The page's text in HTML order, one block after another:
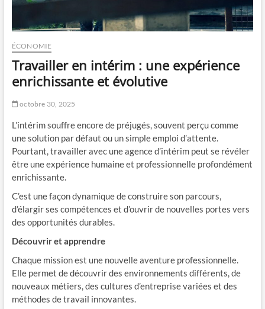
ÉCONOMIE
Travailler en intérim : une expérience
enrichissante et évolutive
octobre 30, 2025
L’intérim souffre encore de préjugés, souvent perçu comme
une solution par défaut ou un simple emploi d’attente.
Pourtant, travailler avec une agence d’intérim peut se révéler
être une expérience humaine et professionnelle profondément
enrichissante.
C’est une façon dynamique de construire son parcours,
d’élargir ses compétences et d’ouvrir de nouvelles portes vers
des opportunités durables.
Découvrir et apprendre
Chaque mission est une nouvelle aventure professionnelle.
Elle permet de découvrir des environnements différents, de
nouveaux métiers, des cultures d’entreprise variées et des
méthodes de travail innovantes.